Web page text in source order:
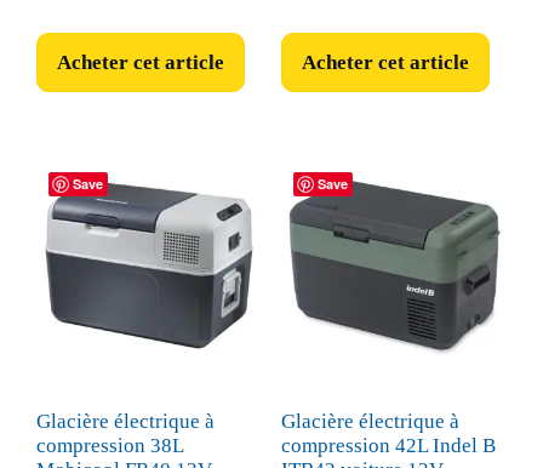
Acheter cet article Acheter cet article
Save
Glacière électrique à
compression 38L
Save
Glacière électrique à
compression 42L Indel B